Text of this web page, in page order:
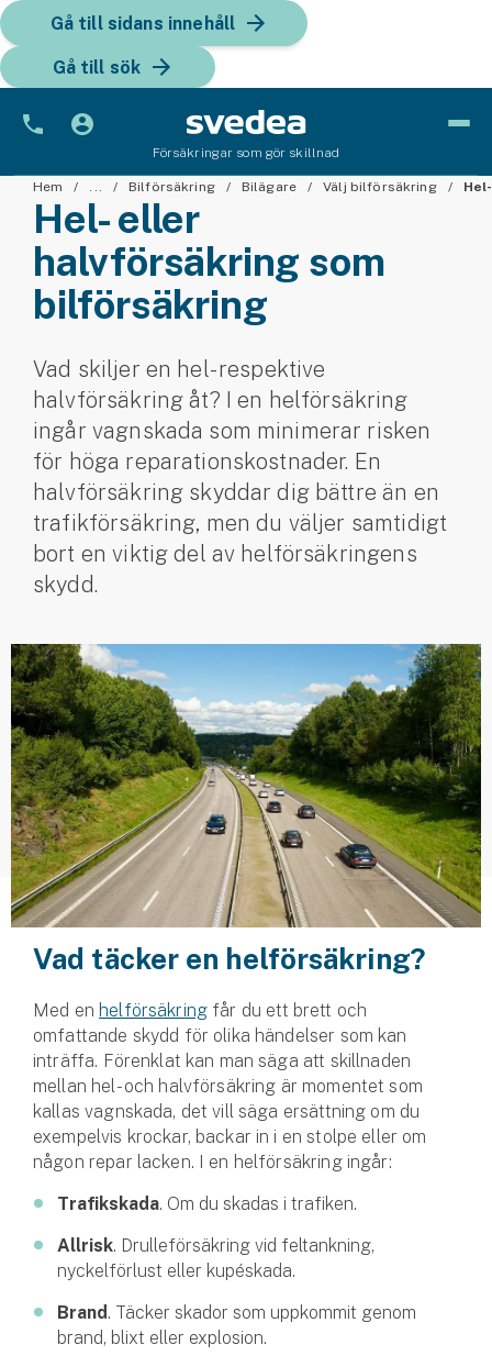
Gå till sidans innehåll
Gå till sök
Försäkringar som gör skillnad
Bil
Bilförsäkring för företag
Fordon
Snöskoterförsäkring
ATV-försäkring
Släpvagnsförsäkring
Husvagnsförsäkring
Motorcykel
Märkesförsäkringar
Båt
Båtförsäkring
Märkesförsäkringar
Vattenskoterförsäkring
Sportfiskarna
Djur
Jakthundsförsäkring
Kattförsäkring
Djurförsäkring
Hemförsäkring
Bostadsrättsförsäkring
Hem ... Bilförsäkring Bilägare Välj bilförsäkring
Hel- eller
halvförsäkring som
bilförsäkring
Vad skiljer en hel- respektive
halvförsäkring åt? I en helförsäkring
ingår vagnskada som minimerar risken
för höga reparationskostnader. En
halvförsäkring skyddar dig bättre än en
trafikförsäkring, men du väljer samtidigt
bort en viktig del av helförsäkringens
skydd.
Vad täcker en helförsäkring?
Med en helförsäkring får du ett brett och
omfattande skydd för olika händelser som kan
inträffa. Förenklat kan man säga att skillnaden
mellan hel- och halvförsäkring är momentet som
kallas vagnskada, det vill säga ersättning om du
exempelvis krockar, backar in i en stolpe eller om
någon repar lacken. I en helförsäkring ingår:
Trafikskada. Om du skadas i trafiken.
Allrisk. Drulleförsäkring vid feltankning,
nyckelförlust eller kupéskada.
Brand. Täcker skador som uppkommit genom
brand, blixt eller explosion.